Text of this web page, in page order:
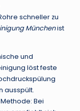
schneller zu
Münchenist
und
löst feste
ausspült.
Bei